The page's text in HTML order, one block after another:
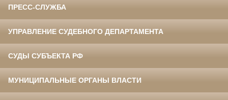
ПРЕСС-СЛУЖБА
УПРАВЛЕНИЕ СУДЕБНОГО ДЕПАРТАМЕНТА
СУДЫ СУБЪЕКТА РФ
МУНИЦИПАЛЬНЫЕ ОРГАНЫ ВЛАСТИ